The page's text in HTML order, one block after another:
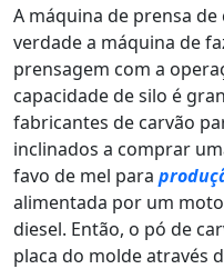
A máquina de prensa
verdade a máquina de
prensagem com a
capacidade de silo é
fabricantes de carvão
inclinados a comprar
favo de mel para
alimentada por um
diesel. Então, o pó de
placa do molde através